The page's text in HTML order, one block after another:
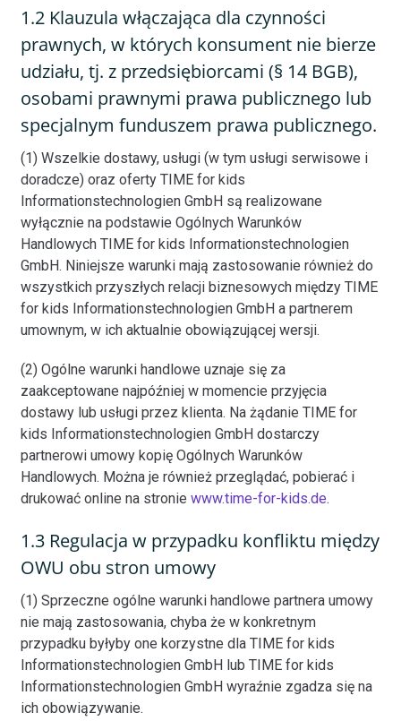
1.2 Klauzula włączająca dla czynności
prawnych, w których konsument nie bierze
udziału, tj. z przedsiębiorcami (§ 14 BGB),
osobami prawnymi prawa publicznego lub
specjalnym funduszem prawa publicznego.
(1) Wszelkie dostawy, usługi (w tym usługi serwisowe i
doradcze) oraz oferty TIME for kids
Informationstechnologien GmbH są realizowane
wyłącznie na podstawie Ogólnych Warunków
Handlowych TIME for kids Informationstechnologien
GmbH. Niniejsze warunki mają zastosowanie również do
wszystkich przyszłych relacji biznesowych między TIME
for kids Informationstechnologien GmbH a partnerem
umownym, w ich aktualnie obowiązującej wersji.
(2) Ogólne warunki handlowe uznaje się za
zaakceptowane najpóźniej w momencie przyjęcia
dostawy lub usługi przez klienta. Na żądanie TIME for
kids Informationstechnologien GmbH dostarczy
partnerowi umowy kopię Ogólnych Warunków
Handlowych. Można je również przeglądać, pobierać i
drukować online na stroniewww.time-for-kids.de.
1.3 Regulacja w przypadku konfliktu między
OWU obu stron umowy
(1) Sprzeczne ogólne warunki handlowe partnera umowy
nie mają zastosowania, chyba że w konkretnym
przypadku byłyby one korzystne dla TIME for kids
Informationstechnologien GmbH lub TIME for kids
Informationstechnologien GmbH wyraźnie zgadza się na
ich obowiązywanie.